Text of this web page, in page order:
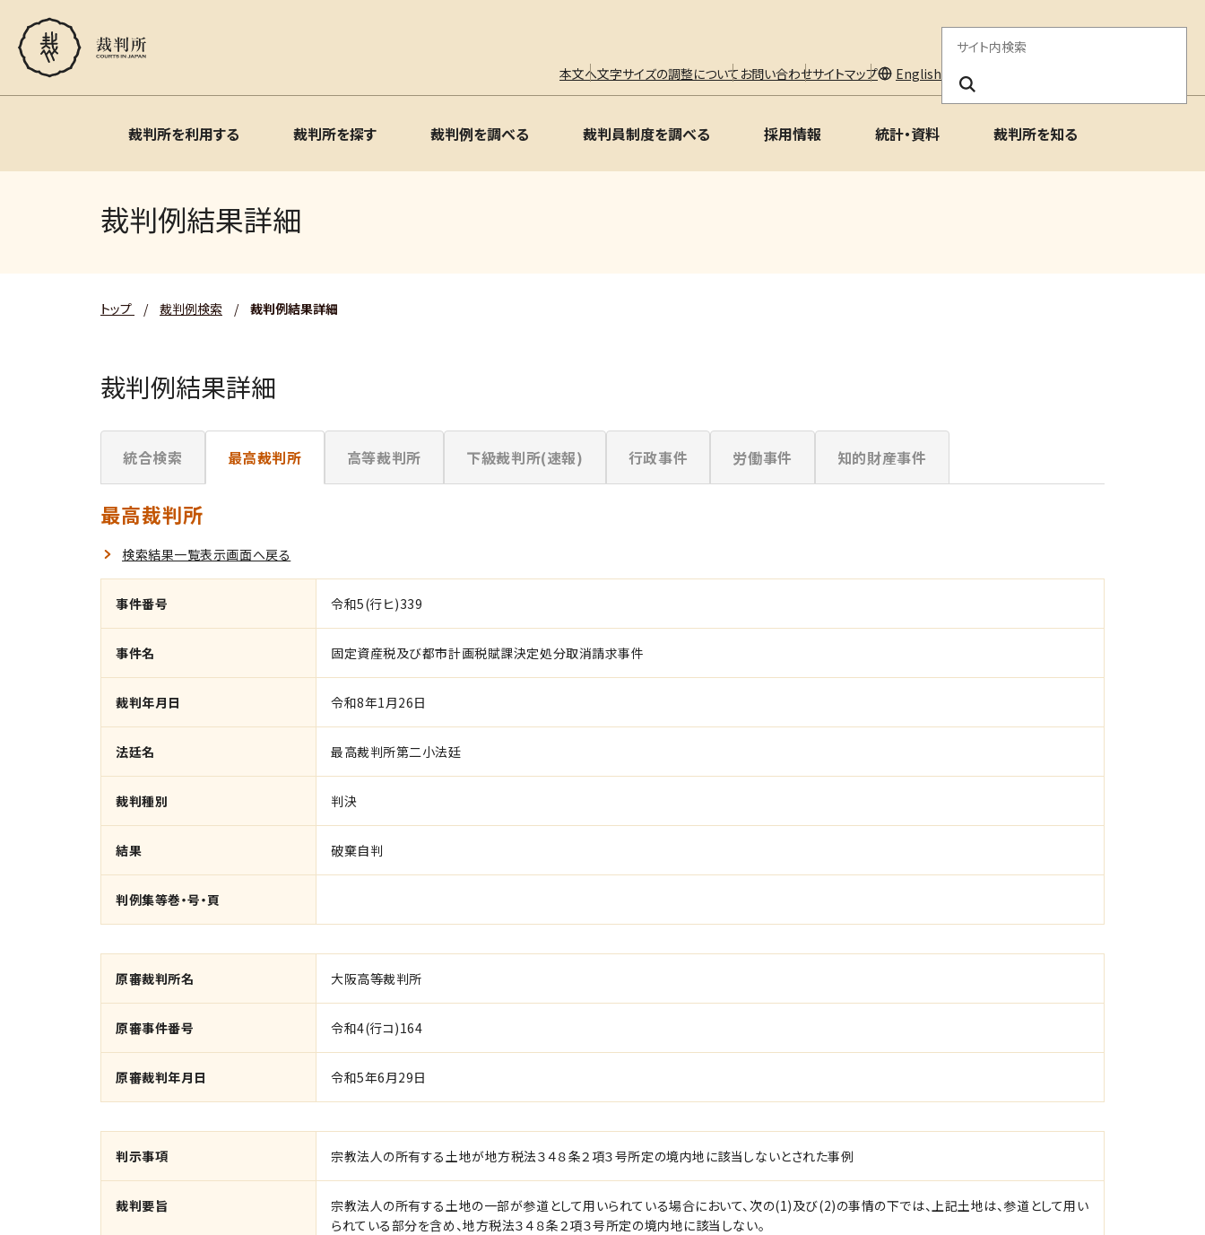
本文へ文字サイズの調整について お問い合わせサイトマップ English
サ
イ
ト
検
裁判所を利用する 裁判所を探す 裁判例を調べる 裁判員制度を調べる 採用情報 統計・資料 裁判所を知る
裁判例結果詳細
トップ / 裁判例検索 / 裁判例結果詳細
裁判例結果詳細
統合検索 最高裁判所 高等裁判所 下級裁判所(速報) 行政事件 労働事件 知的財産事件
最高裁判所
検索結果一覧表示画面へ戻る
事件番号 令和5(行ヒ)339
事件名 固定資産税及び都市計画税賦課決定処分取消請求事件
裁判年月日 令和8年1月26日
法廷名 最高裁判所第二小法廷
裁判種別 判決
結果 破棄自判
判例集等巻・号・頁
原審裁判所名 大阪高等裁判所
原審事件番号 令和4(行コ)164
原審裁判年月日 令和5年6月29日
判示事項 宗教法人の所有する土地が地方税法３４８条２項３号所定の境内地に該当しないとされた事例
裁判要旨
宗教法人の所有する土地の一部が参道として用いられている場合において、次の(1)及び(2)の事情の下では、上記土地は、参道として用い
られている部分を含め、地方税法３４８条２項３号所定の境内地に該当しない。